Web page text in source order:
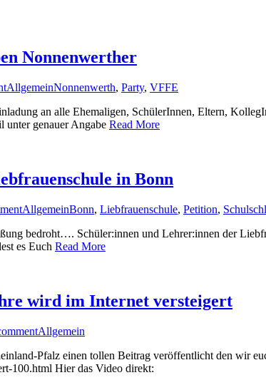
Nonnenwerther
AllgemeinNonnenwerth, Party, VFFE
an alle Ehemaligen, SchülerInnen, Eltern,
unter genauer Angabe Read More
in Bonn
AllgemeinBonn, Liebfrauenschule, Petition,
bedroht…. Schüler:innen und Lehrer:innen der
es Euch Read More
wird im Internet versteigert
Allgemein
Pfalz einen tollen Beitrag veröffentlicht den wir
100.html Hier das Video direkt: